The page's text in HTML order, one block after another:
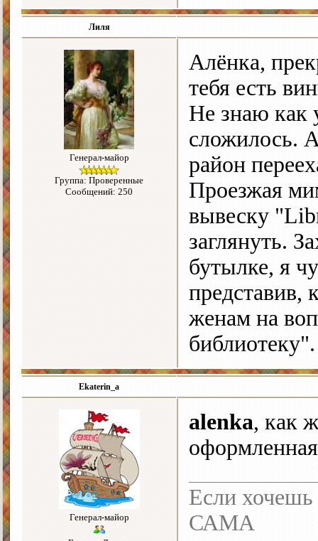
Лиля
Генерал-майор
Группа: Проверенные
Сообщений: 250
Алёнка,
тебя есть
Не знаю как
сложилось.
район
Проезжая
вывеску
заглянуть.
бутылке, я
представив,
женам на
Ekaterin_a
Генерал-майор
alenka, как
Если хочешь
САМА